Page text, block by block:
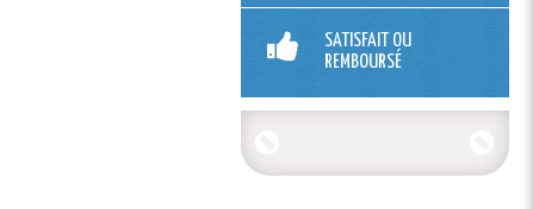
SATISFAIT OU
REMBOURSÉ